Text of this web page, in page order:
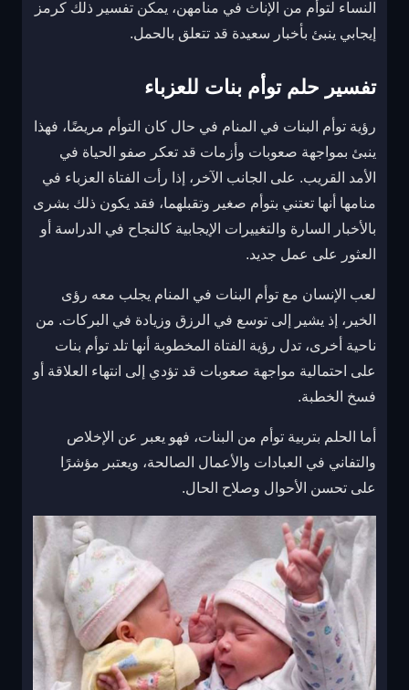
النساء لتوأم من الإناث في منامهن، يمكن تفسير ذلك كرمز
إيجابي ينبئ بأخبار سعيدة قد تتعلق بالحمل.
تفسير حلم توأم بنات للعزباء
رؤية توأم البنات في المنام في حال كان التوأم مريضًا، فهذا
ينبئ بمواجهة صعوبات وأزمات قد تعكر صفو الحياة في
الأمد القريب. على الجانب الآخر، إذا رأت الفتاة العزباء في
منامها أنها تعتني بتوأم صغير وتقبلهما، فقد يكون ذلك بشرى
بالأخبار السارة والتغييرات الإيجابية كالنجاح في الدراسة أو
العثور على عمل جديد.
لعب الإنسان مع توأم البنات في المنام يجلب معه رؤى
الخير، إذ يشير إلى توسع في الرزق وزيادة في البركات. من
ناحية أخرى، تدل رؤية الفتاة المخطوبة أنها تلد توأم بنات
على احتمالية مواجهة صعوبات قد تؤدي إلى انتهاء العلاقة أو
فسخ الخطبة.
أما الحلم بتربية توأم من البنات، فهو يعبر عن الإخلاص
والتفاني في العبادات والأعمال الصالحة، ويعتبر مؤشرًا
على تحسن الأحوال وصلاح الحال.